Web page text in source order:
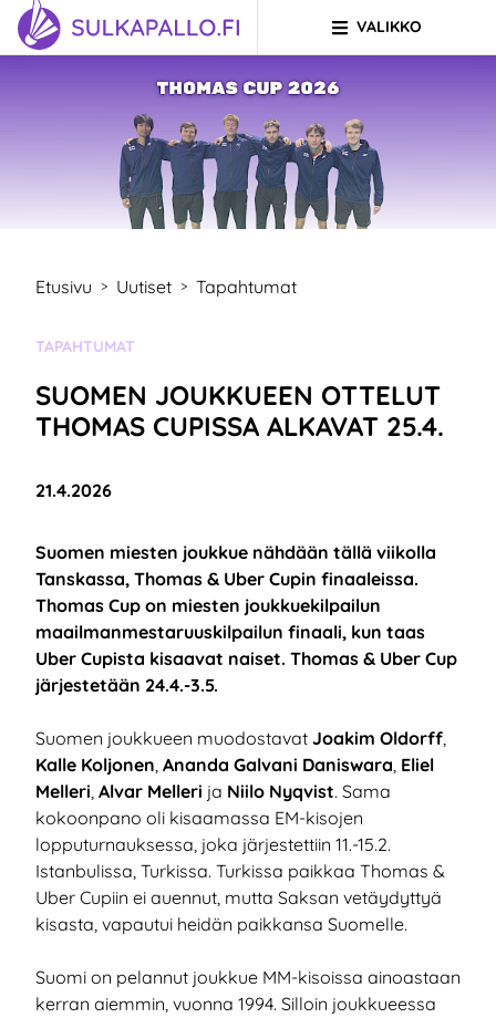
Siirry sivun sisältöön
SIIRRY ETUSIVULLE
VALIKKO
Etusivu > Uutiset > Tapahtumat
KATEGORIA:
TAPAHTUMAT
SUOMEN JOUKKUEEN OTTELUT
THOMAS CUPISSA ALKAVAT 25.4.
Julkaistu:
21.4.2026
Suomen miesten joukkue nähdään tällä viikolla
Tanskassa, Thomas & Uber Cupin finaaleissa.
Thomas Cup on miesten joukkuekilpailun
maailmanmestaruuskilpailun finaali, kun taas
Uber Cupista kisaavat naiset. Thomas & Uber Cup
järjestetään 24.4.-3.5.
Suomen joukkueen muodostavat Joakim Oldorff,
Kalle Koljonen, Ananda Galvani Daniswara, Eliel
Melleri, Alvar Melleri ja Niilo Nyqvist. Sama
kokoonpano oli kisaamassa EM-kisojen
lopputurnauksessa, joka järjestettiin 11.-15.2.
Istanbulissa, Turkissa. Turkissa paikkaa Thomas &
Uber Cupiin ei auennut, mutta Saksan vetäydyttyä
kisasta, vapautui heidän paikkansa Suomelle.
Suomi on pelannut joukkue MM-kisoissa ainoastaan
kerran aiemmin, vuonna 1994. Silloin joukkueessa